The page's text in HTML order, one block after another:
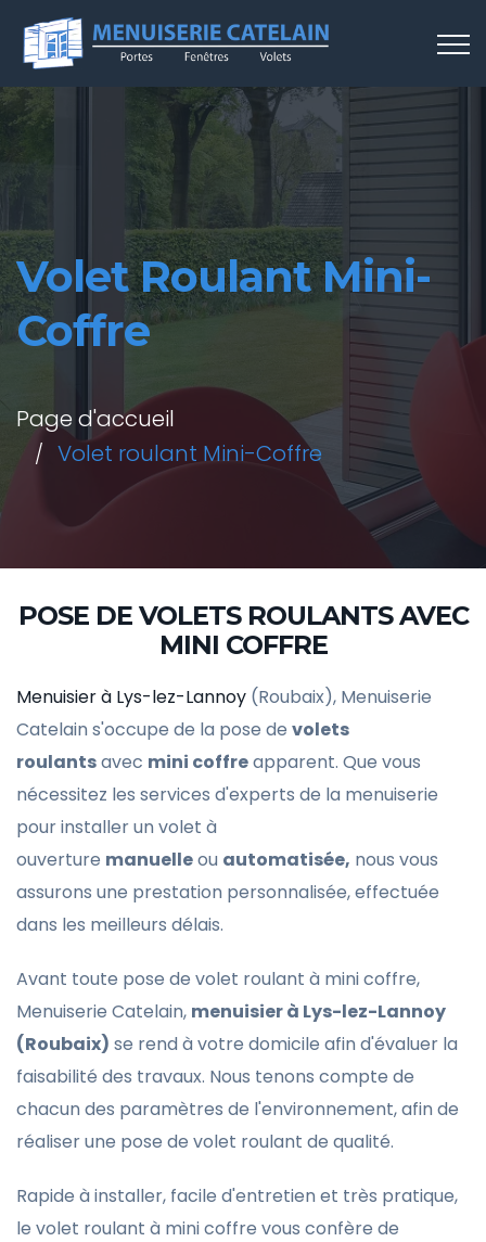
Volet Roulant Mini-
Coffre
Page d'accueil
Volet roulant Mini-Coffre
POSE DE VOLETS ROULANTS AVEC
MINI COFFRE
Menuisier à Lys-lez-Lannoy (Roubaix), Menuiserie
Catelain s'occupe de la pose de volets
roulantsavec mini coffreapparent. Que vous
nécessitez les services d'experts de la menuiserie
pour installer un volet à
ouverture manuelleou automatisée, nous vous
assurons une prestation personnalisée, effectuée
dans les meilleurs délais.
Avant toute pose de volet roulant à mini coffre,
Menuiserie Catelain, menuisier à Lys-lez-Lannoy
(Roubaix) se rend à votre domicile afin d'évaluer la
faisabilité des travaux. Nous tenons compte de
chacun des paramètres de l'environnement, afin de
réaliser une pose de volet roulant de qualité.
Rapide à installer, facile d'entretien et très pratique,
le volet roulant à mini coffre vous confère de